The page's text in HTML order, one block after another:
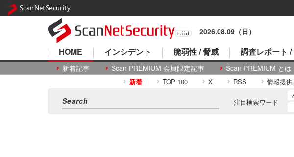
2026.08.09（日）
HOME
新着記事 Scan PREMIUM 会員限定記事 Scan PREMIUM と
インシデント 脆弱性 / 脅威 調査レポート /
新着 TOP 100 X RSS 情報提供
注目検索ワード
ScanNetSecurity